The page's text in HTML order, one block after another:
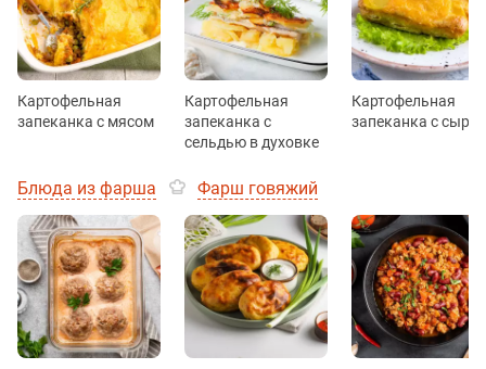
Картофельная
запеканка с мясом
Картофельная
запеканка с
сельдью в духовке
Картофельная
запеканка с
Блюда из фарша Фарш говяжий